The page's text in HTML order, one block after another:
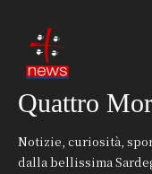
Quattro
Notizie, curiosità,
dalla bellissima